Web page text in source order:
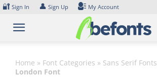
Skip
content
🔐 Sign In 👤 Sign Up My Account
Home » Font Categories » Sans Serif Fonts
London Font